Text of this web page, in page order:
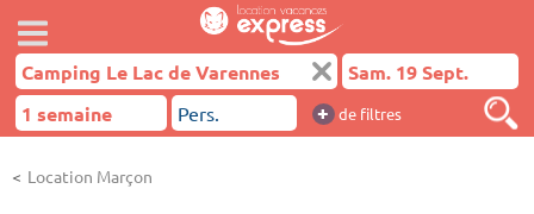
+ de filtres
Location Marçon